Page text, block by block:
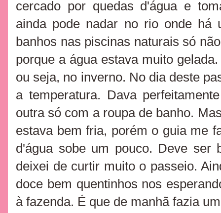
cercado por quedas d'água e
ainda pode nadar no rio onde há
banhos nas piscinas naturais só
porque a água estava muito
ou seja, no inverno. No dia deste
a temperatura. Dava
outra só com a roupa de banho.
estava bem fria, porém o guia me
d'água sobe um pouco. Deve ser
deixei de curtir muito o passeio.
doce bem quentinhos nos
à fazenda. É que de manhã fazia